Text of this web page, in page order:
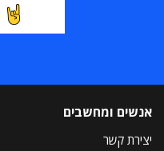
אנשים ומחשבים
יצירת קשר